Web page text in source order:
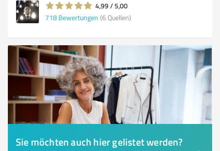
4,99 / 5,00
718 Bewertungen (6 Quellen)
Sie möchten auch hier gelistet werden?